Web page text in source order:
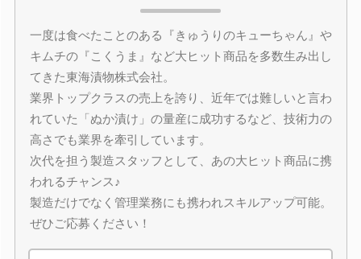
一度は食べたことのある『きゅうりのキューちゃん』や
キムチの『こくうま』など大ヒット商品を多数生み出し
てきた東海漬物株式会社。
業界トップクラスの売上を誇り、近年では難しいと言わ
れていた「ぬか漬け」の量産に成功するなど、技術力の
高さでも業界を牽引しています。
次代を担う製造スタッフとして、あの大ヒット商品に携
われるチャンス♪
製造だけでなく管理業務にも携われスキルアップ可能。
ぜひご応募ください！